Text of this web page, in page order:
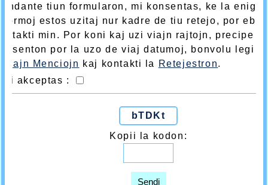
tiun formularon, mi konsentas, ke la
estos uzitaj nur kadre de tiu retejo, por
min. Por koni kaj uzi viajn rajtojn, precipe
por la uzo de viaj datumoj, bonvolu legi
Menciojn kaj kontakti la Retejestron.
Mi akceptas :
bTDKt
Kopii la kodon:
Sendi